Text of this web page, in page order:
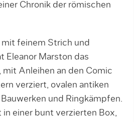
Chronik der römischen
mit feinem Strich und
Eleanor Marston das
mit Anleihen an den Comic
verziert, ovalen antiken
und Ringkämpfen.
in einer bunt verzierten Box,